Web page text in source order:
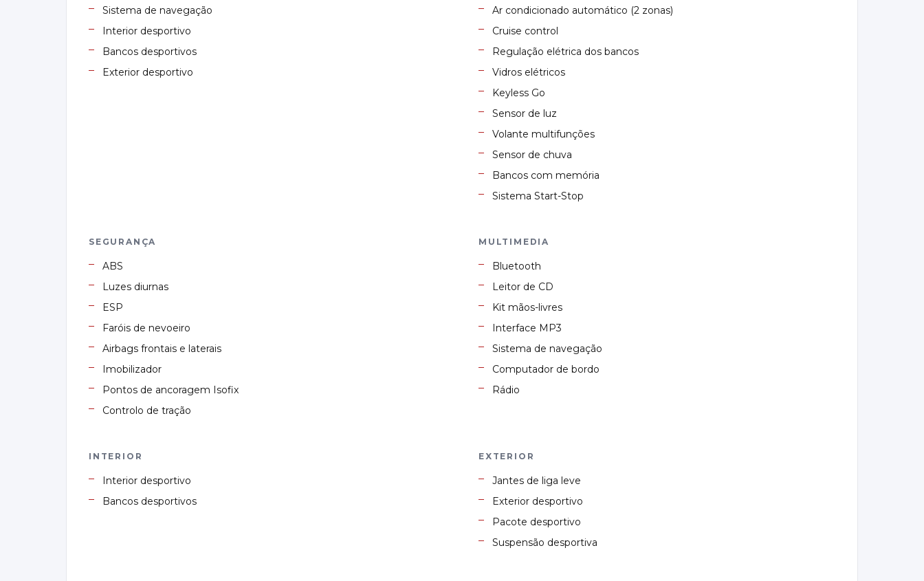
Sistema de navegação
Interior desportivo
Bancos desportivos
Exterior desportivo
Ar condicionado automático (2 zonas)
Cruise control
Regulação elétrica dos bancos
Vidros elétricos
Keyless Go
Sensor de luz
Volante multifunções
Sensor de chuva
Bancos com memória
Sistema Start-Stop
SEGURANÇA
ABS
Luzes diurnas
ESP
Faróis de nevoeiro
Airbags frontais e laterais
Imobilizador
Pontos de ancoragem Isofix
Controlo de tração
MULTIMEDIA
Bluetooth
Leitor de CD
Kit mãos-livres
Interface MP3
Sistema de navegação
Computador de bordo
Rádio
INTERIOR
Interior desportivo
Bancos desportivos
EXTERIOR
Jantes de liga leve
Exterior desportivo
Pacote desportivo
Suspensão desportiva